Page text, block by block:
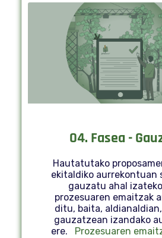
04. Fasea -
Hautatutako
ekitaldiko aurrekontuan
gauzatu ahal
prozesuaren emaitzak
ditu, baita,
gauzatzean izandako
ere.
Prozesuaren